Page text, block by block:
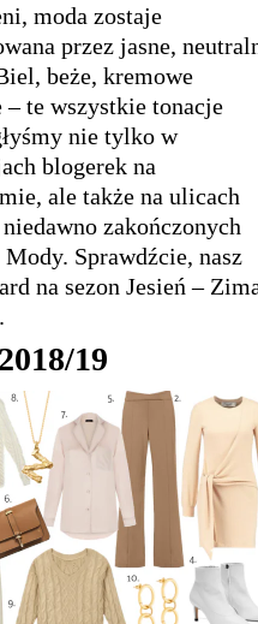
moda zostaje
przez jasne,
beże, kremowe
– te wszystkie tonacje
nie tylko w
blogerek na
ale także na ulicach
zakończonych
Sprawdźcie, nasz
na sezon Jesień –
19